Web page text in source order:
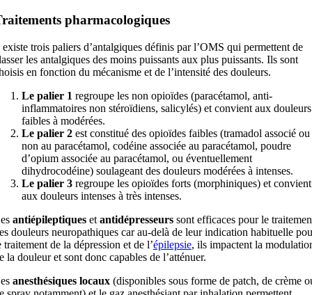
pharmacologiques
trois paliers d’antalgiques définis par l’OMS qui permettent de
les antalgiques des moins puissants aux plus puissants. Ils sont
en fonction du mécanisme et de l’intensité des douleurs.
Le palier 1 regroupe les non opioïdes (paracétamol, anti-
inflammatoires non stéroïdiens, salicylés) et convient aux douleurs
faibles à modérées.
Le palier 2est constitué des opioïdes faibles (tramadol associé ou
non au paracétamol, codéine associée au paracétamol, poudre
d’opium associée au paracétamol, ou éventuellement
dihydrocodéine) soulageant des douleurs modérées à intenses.
Le palier 3regroupe les opioïdes forts (morphiniques) et convient
aux douleurs intenses à très intenses.
antiépileptiqueset antidépresseurssont efficaces pour le
douleurs neuropathiques car au-delà de leur indication habituelle
traitement de la dépression et de l’épilepsie, ils impactent la
la douleur et sont donc capables de l’atténuer.
anesthésiques locaux(disponibles sous forme de patch, de crème